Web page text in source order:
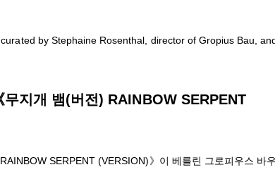
by Stephaine Rosenthal, director of Gropius Bau,
지개 뱀(버전) RAINBOW SERPENT
SERPENT (VERSION)》이 베를린 그로피우스 바우